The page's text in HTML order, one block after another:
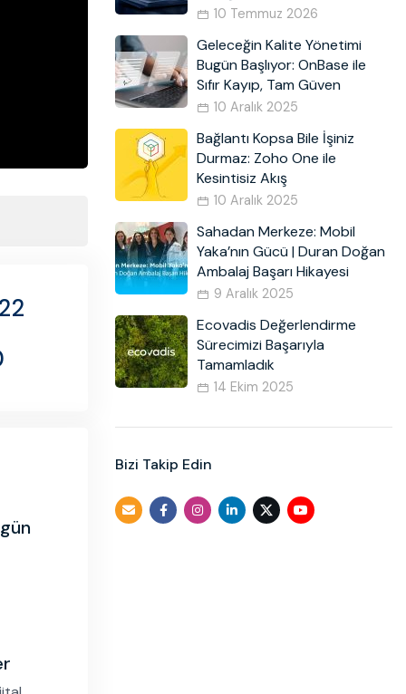
10 Temmuz 2026
Geleceğin Kalite Yönetimi
Bugün Başlıyor: OnBase ile
Sıfır Kayıp, Tam Güven
10 Aralık 2025
Bağlantı Kopsa Bile İşiniz
Durmaz: Zoho One ile
Kesintisiz Akış
10 Aralık 2025
Sahadan Merkeze: Mobil
Yaka’nın Gücü | Duran Doğan
Ambalaj Başarı Hikayesi
9 Aralık 2025
Ecovadis Değerlendirme
Sürecimizi Başarıyla
Tamamladık
14 Ekim 2025
Bizi Takip Edin